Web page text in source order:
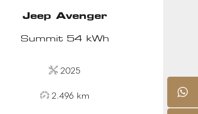
Jeep Avenger
Summit 54 kWh
2025
2.496 km